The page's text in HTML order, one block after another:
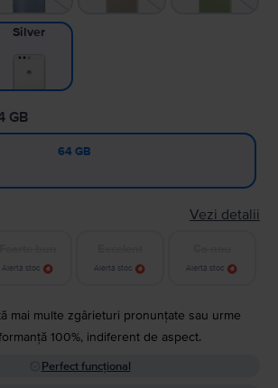
Silver
GB
64 GB
Vezi detalii
Alertă stoc Alertă stoc Alertă stoc
mai multe zgârieturi pronunțate sau urme
100%, indiferent de aspect.
Perfect funcțional